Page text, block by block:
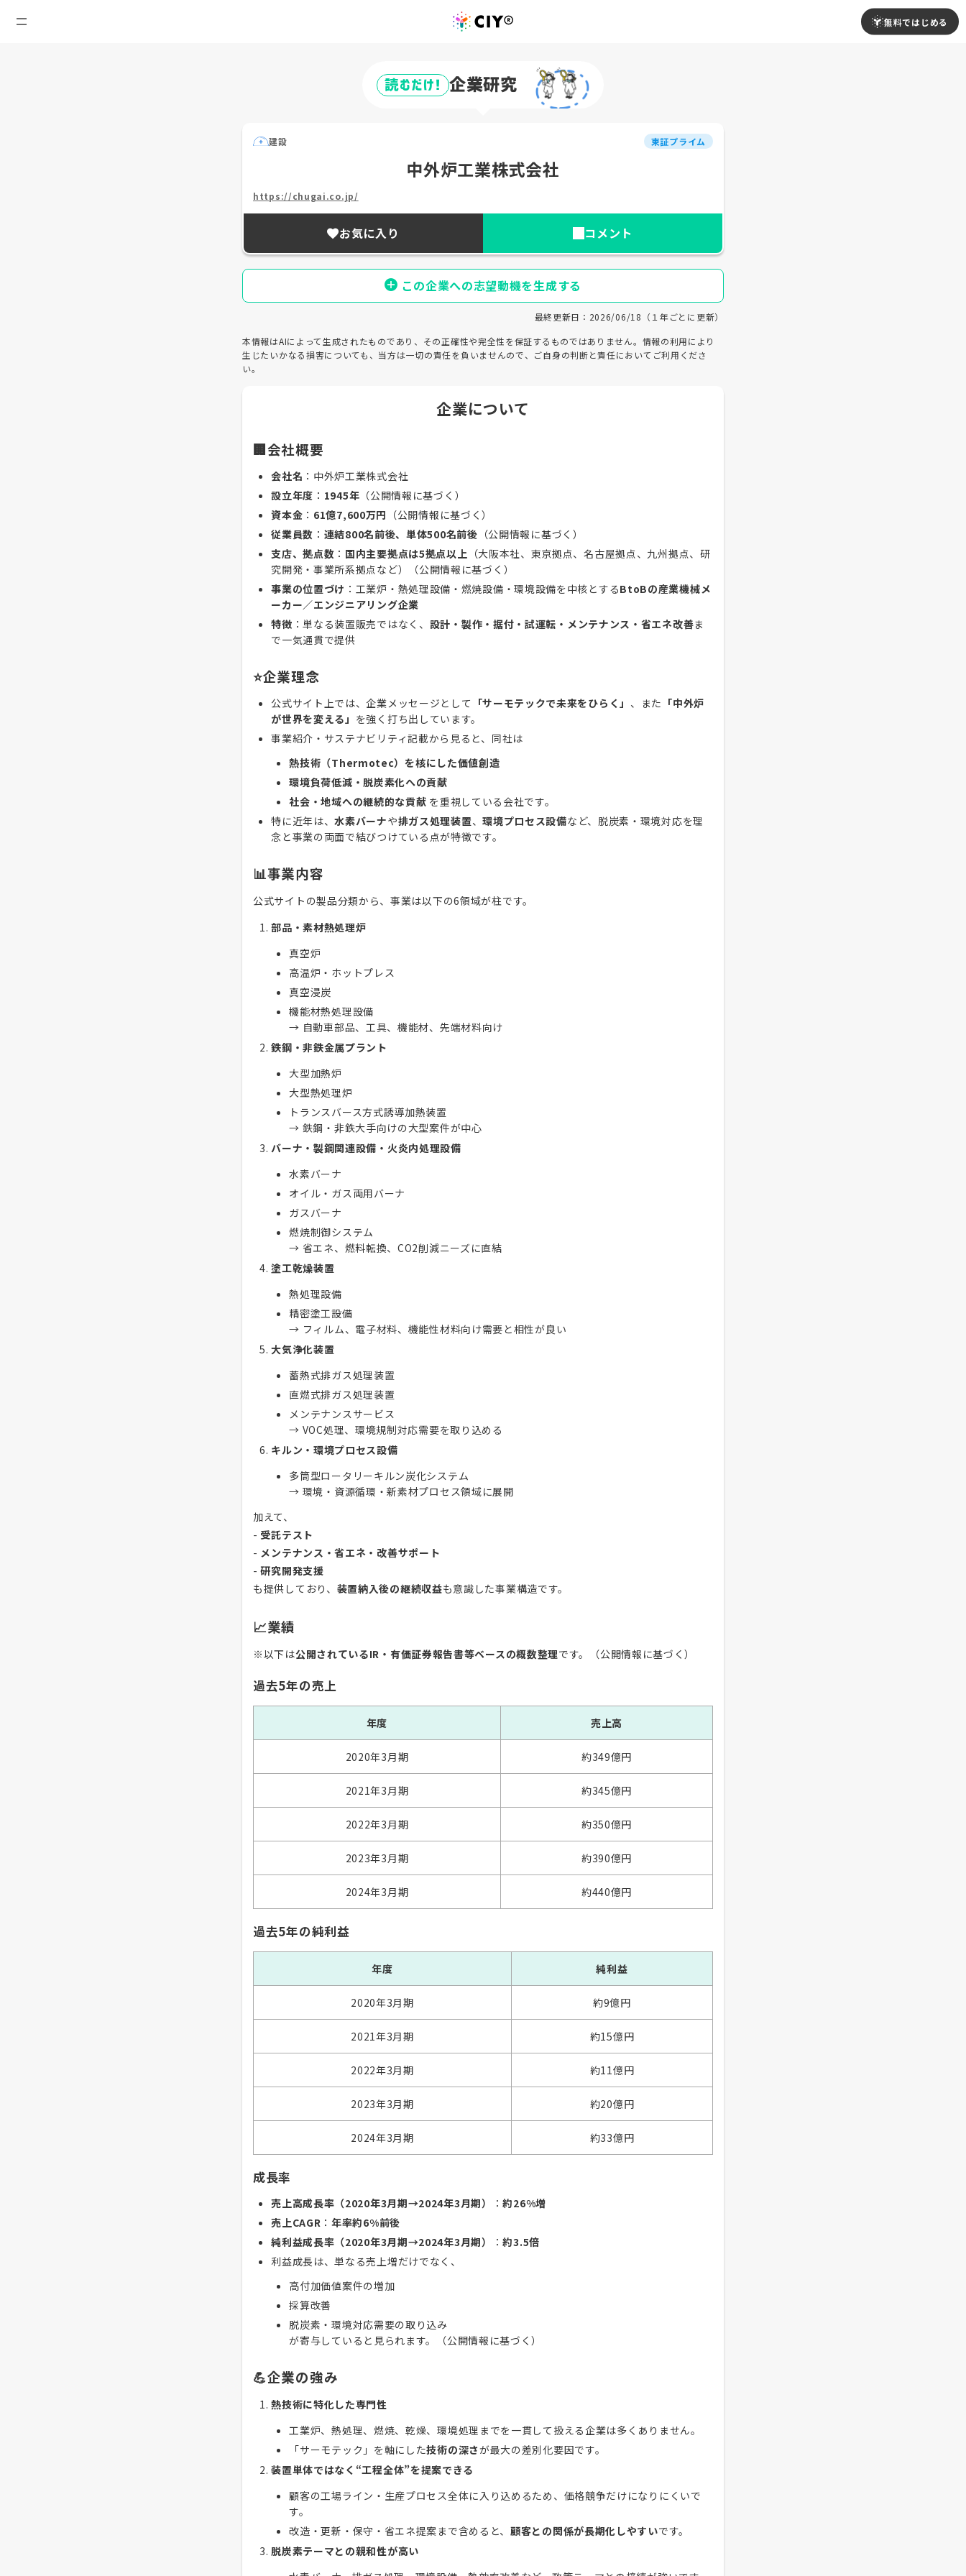
無料ではじめる
読むだけ! 企業研究
建設 東証プライム
中外炉工業株式会社
https://chugai.co.jp/
お気に入り コメント
この企業への志望動機を生成する
最終更新日：2026/06/18（１年ごとに更新）
本情報はAIによって生成されたものであり、その正確性や完全性を保証するものではありません。情報の利用により
生じたいかなる損害についても、当方は一切の責任を負いませんので、ご自身の判断と責任においてご利用くださ
い。
企業について
🏢会社概要
会社名 ：中外炉工業株式会社
設立年度 ： 1945年 （公開情報に基づく）
資本金 ： 61億7,600万円 （公開情報に基づく）
従業員数 ： 連結800名前後、単体500名前後 （公開情報に基づく）
支店、拠点数 ： 国内主要拠点は5拠点以上 （大阪本社、東京拠点、名古屋拠点、九州拠点、研
究開発・事業所系拠点など）（公開情報に基づく）
事業の位置づけ ：工業炉・熱処理設備・燃焼設備・環境設備を中核とするBtoBの産業機械メ
ーカー／エンジニアリング企業
特徴 ：単なる装置販売ではなく、 設計・製作・据付・試運転・メンテナンス・省エネ改善ま
で一気通貫で提供
⭐企業理念
公式サイト上では、企業メッセージとして 「サーモテックで未来をひらく」 、また 「中外炉
が世界を変える」 を強く打ち出しています。
事業紹介・サステナビリティ記載から見ると、同社は
熱技術（Thermotec）を核にした価値創造
環境負荷低減・脱炭素化への貢献
社会・地域への継続的な貢献 を重視している会社です。
特に近年は、水素バーナや排ガス処理装置、環境プロセス設備など、脱炭素・環境対応を理
念と事業の両面で結びつけている点が特徴です。
📊事業内容
公式サイトの製品分類から、事業は以下の6領域が柱です。
部品・素材熱処理炉
真空炉
高温炉・ホットプレス
真空浸炭
機能材熱処理設備
→ 自動車部品、工具、機能材、先端材料向け
鉄鋼・非鉄金属プラント
大型加熱炉
大型熱処理炉
トランスバース方式誘導加熱装置
→ 鉄鋼・非鉄大手向けの大型案件が中心
バーナ・製鋼関連設備・火炎内処理設備
水素バーナ
オイル・ガス両用バーナ
ガスバーナ
燃焼制御システム
→ 省エネ、燃料転換、CO2削減ニーズに直結
塗工乾燥装置
熱処理設備
精密塗工設備
→ フィルム、電子材料、機能性材料向け需要と相性が良い
大気浄化装置
蓄熱式排ガス処理装置
直燃式排ガス処理装置
メンテナンスサービス
→ VOC処理、環境規制対応需要を取り込める
キルン・環境プロセス設備
多筒型ロータリーキルン炭化システム
→ 環境・資源循環・新素材プロセス領域に展開
加えて、
- 受託テスト
- メンテナンス・省エネ・改善サポート
-研究開発支援
も提供しており、 装置納入後の継続収益も意識した事業構造です。
📈業績
※以下は公開されているIR・有価証券報告書等ベースの概数整理です。（公開情報に基づく）
過去5年の売上
年度 売上高
2020年3月期 約349億円
2021年3月期 約345億円
2022年3月期 約350億円
2023年3月期 約390億円
2024年3月期 約440億円
過去5年の純利益
年度 純利益
2020年3月期 約9億円
2021年3月期 約15億円
2022年3月期 約11億円
2023年3月期 約20億円
2024年3月期 約33億円
成長率
売上高成長率（2020年3月期→2024年3月期） ：約26%増
売上CAGR ：年率約6%前後
純利益成長率（2020年3月期→2024年3月期）
：約3.5倍
利益成長は、単なる売上増だけでなく、
高付加価値案件の増加
採算改善
脱炭素・環境対応需要の取り込み
が寄与していると見られます。（公開情報に基づく）
💪企業の強み
熱技術に特化した専門性
工業炉、熱処理、燃焼、乾燥、環境処理までを一貫して扱える企業は多くありません。
「サーモテック」を軸にした技術の深さが最大の差別化要因です。
装置単体ではなく“工程全体”を提案できる
顧客の工場ライン・生産プロセス全体に入り込めるため、価格競争だけになりにくいで
す。
改造・更新・保守・省エネ提案まで含めると、顧客との関係が長期化しやすいです。
脱炭素テーマとの親和性が高い